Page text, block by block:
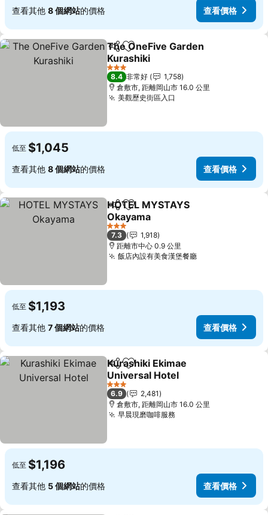
查看其他 8 個網站的價格 查看價格
分享 加入我的最愛
The OneFive Garden
Kurashiki
查看價格
3 星級
8.4 非常好
1,758
倉敷市, 距離岡山市 16.0 公里
美觀歷史街區入口
低至 $1,045
查看其他 8 個網站的價格 查看價格
分享 加入我的最愛
HOTEL MYSTAYS
Okayama
查看價格
3 星級
7.3
1,918
距離市中心 0.9 公里
飯店內設有美食漢堡餐廳查看價格
低至 $1,193
查看其他 7 個網站的價格 查看價格
分享 加入我的最愛
Kurashiki Ekimae
Universal Hotel
查看價格
3 星級
6.9
2,481
倉敷市, 距離岡山市 16.0 公里
早晨現磨咖啡服務
低至 $1,196
查看其他 5 個網站的價格 查看價格